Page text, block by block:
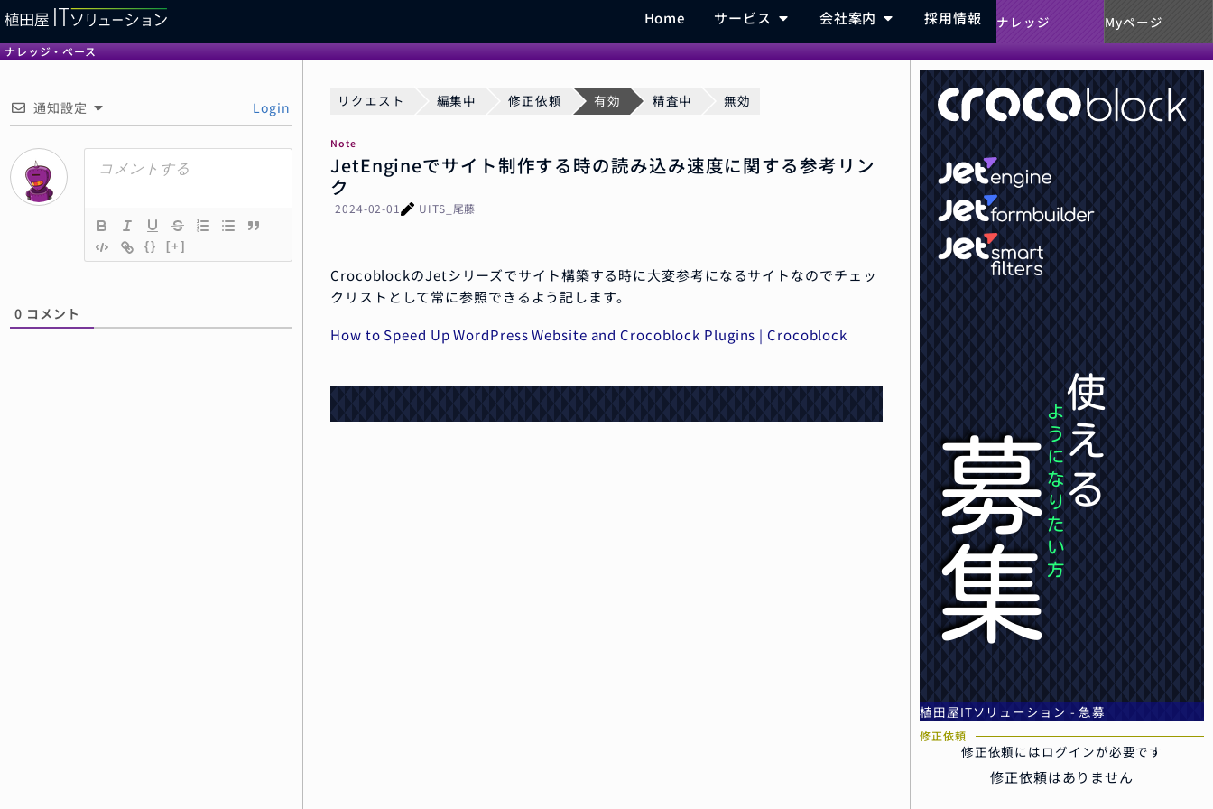
Home サービス 会社案内 採用情報 ナレッジ Myページ
ナレッジ・ベース
通知設定 Login
{} [+]
0 コメント
リクエスト 編集中 修正依頼 有効 精査中 無効
Note
JetEngineでサイト制作する時の読み込み速度に関する参考リン
ク
2024-02-01 UITS_尾藤
CrocoblockのJetシリーズでサイト構築する時に大変参考になるサイトなのでチェッ
クリストとして常に参照できるよう記します。
How to Speed Up WordPress Website and Crocoblock Plugins | Crocoblock
募
集
よ
う
に
な
り
た
い
方
使
え
る
植田屋ITソリューション - 急募
修正依頼
修正依頼にはログインが必要です
修正依頼はありません